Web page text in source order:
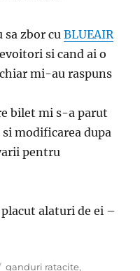
sa zbor cuBLUEAIR
si cand ai o
mi-au raspuns
bilet mi s-a parut
modificarea dupa
pentru
alaturi de ei –
Categories
ganduri ratacite,